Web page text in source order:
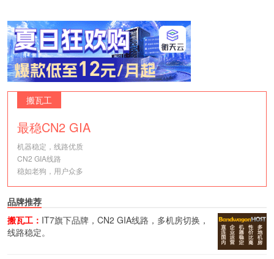
搬瓦工
最稳CN2 GIA
机器稳定，线路优质
CN2 GIA线路
稳如老狗，用户众多
品牌推荐
搬瓦工： IT7旗下品牌，CN2 GIA线路，多机房切换，
线路稳定。